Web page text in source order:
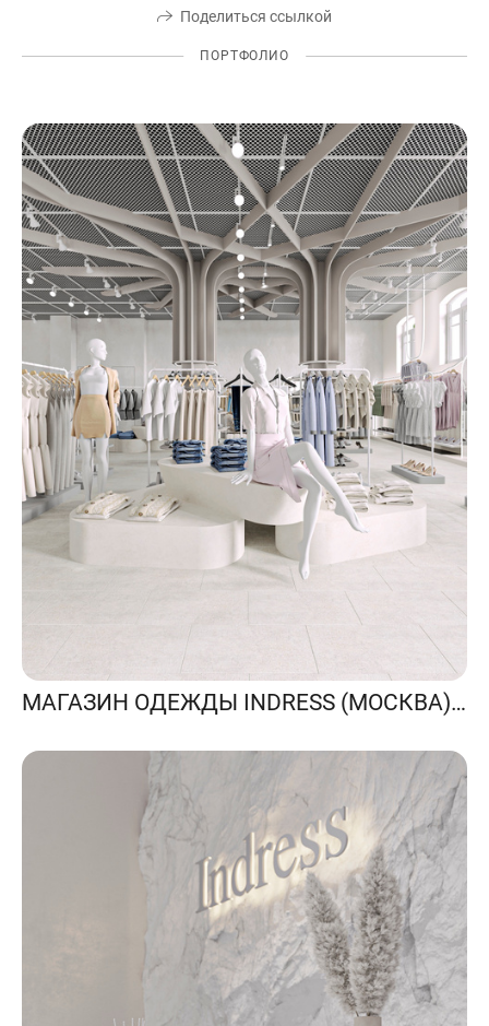
Поделиться ссылкой
ПОРТФОЛИО
МАГАЗИН ОДЕЖДЫ INDRESS (МОСКВА) 185 КВ.М.